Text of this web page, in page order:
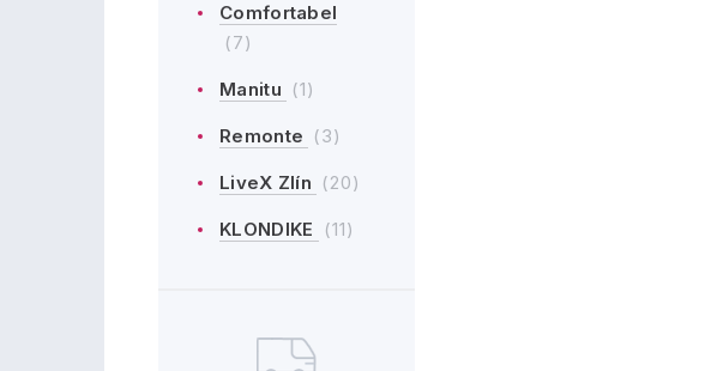
Comfortabel
(7)
Manitu (1)
Remonte (3)
LiveX Zlín (20)
KLONDIKE (11)